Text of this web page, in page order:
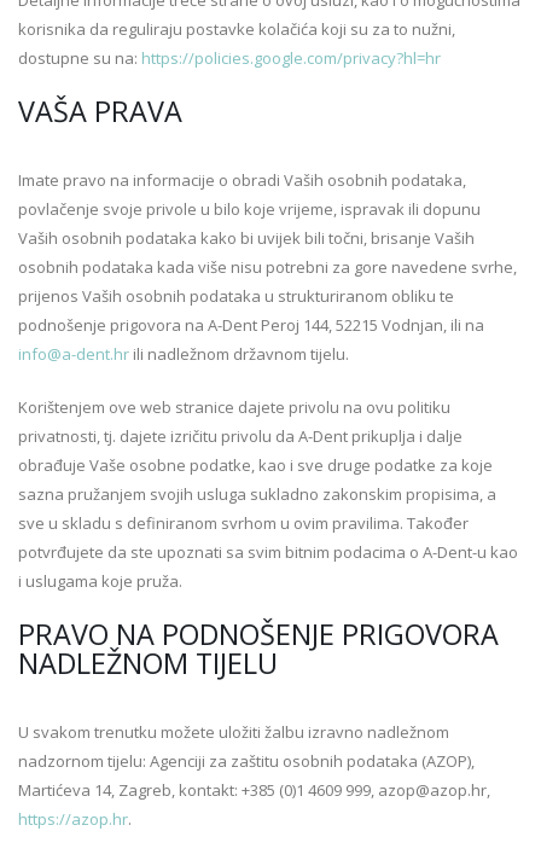
korisnika da reguliraju postavke kolačića koji su za to nužni,
dostupne su na: https://policies.google.com/privacy?hl=hr
VAŠA PRAVA
Imate pravo na informacije o obradi Vaših osobnih podataka,
povlačenje svoje privole u bilo koje vrijeme, ispravak ili dopunu
Vaših osobnih podataka kako bi uvijek bili točni, brisanje Vaših
osobnih podataka kada više nisu potrebni za gore navedene svrhe,
prijenos Vaših osobnih podataka u strukturiranom obliku te
podnošenje prigovora na A-Dent Peroj 144, 52215 Vodnjan, ili na
info@a-dent.hr ili nadležnom državnom tijelu.
Korištenjem ove web stranice dajete privolu na ovu politiku
privatnosti, tj. dajete izričitu privolu da A-Dent prikuplja i dalje
obrađuje Vaše osobne podatke, kao i sve druge podatke za koje
sazna pružanjem svojih usluga sukladno zakonskim propisima, a
sve u skladu s definiranom svrhom u ovim pravilima. Također
potvrđujete da ste upoznati sa svim bitnim podacima o A-Dent-u kao
i uslugama koje pruža.
PRAVO NA PODNOŠENJE PRIGOVORA
NADLEŽNOM TIJELU
U svakom trenutku možete uložiti žalbu izravno nadležnom
nadzornom tijelu: Agenciji za zaštitu osobnih podataka (AZOP),
Martićeva 14, Zagreb, kontakt: +385 (0)1 4609 999, azop@azop.hr,
https://azop.hr.